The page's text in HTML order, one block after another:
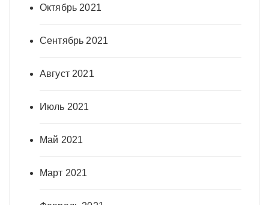
Октябрь 2021
Сентябрь 2021
Август 2021
Июль 2021
Май 2021
Март 2021